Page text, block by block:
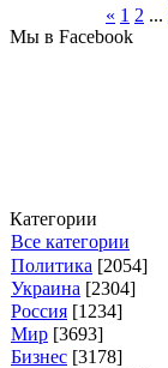
« 1 2 ...
Мы в Facebook
Категории
Все категории
Политика [2054]
Украина [2304]
Россия [1234]
Мир [3693]
Бизнес [3178]